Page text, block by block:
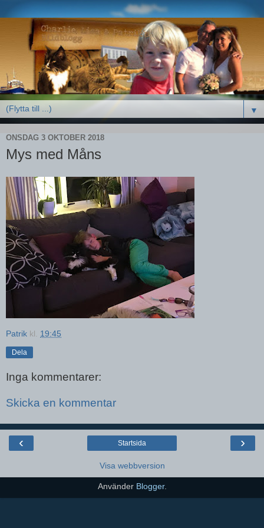
▼
ONSDAG 3 OKTOBER 2018
Mys med Måns
Patrik kl. 19:45
Dela
Inga kommentarer:
Skicka en kommentar
‹ ›
Startsida
Visa webbversion
Använder Blogger.